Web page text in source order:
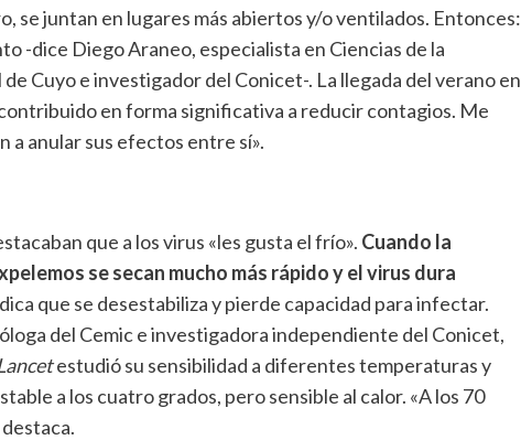
se juntan en lugares más abiertos y/o ventilados. Entonces:
-dice Diego Araneo, especialista en Ciencias de la
Cuyo e investigador del Conicet-. La llegada del verano en
en forma significativa a reducir contagios. Me
anular sus efectos entre sí».
que a los virus «les gusta el frío». Cuando la
se secan mucho más rápido y el virus dura
que se desestabiliza y pierde capacidad para infectar.
del Cemic e investigadora independiente del Conicet,
estudió su sensibilidad a diferentes temperaturas y
a los cuatro grados, pero sensible al calor. «A los 70